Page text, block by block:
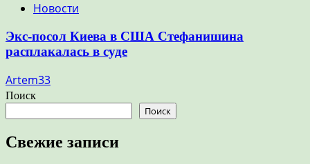
Новости
Экс-посол Киева в США Стефанишина
расплакалась в суде
Artem33
Поиск
Поиск
Свежие записи